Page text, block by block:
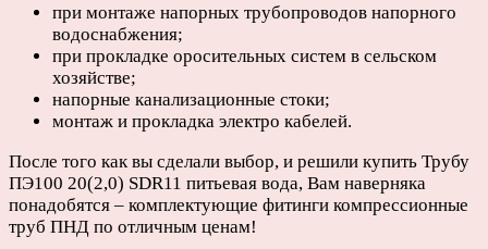
при монтаже напорных трубопроводов напорного
водоснабжения;
при прокладке оросительных систем в сельском
хозяйстве;
напорные канализационные стоки;
монтаж и прокладка электро кабелей.
После того как вы сделали выбор, и решили купить Трубу
ПЭ100 20(2,0) SDR11 питьевая вода, Вам наверняка
понадобятся – комплектующие фитинги компрессионные
труб ПНД по отличным ценам!